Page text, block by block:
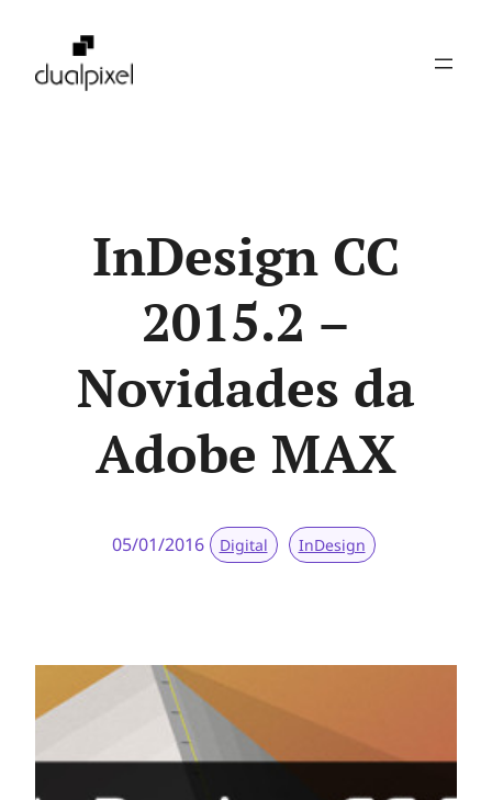
InDesign CC
2015.2 –
Novidades da
Adobe MAX
05/01/2016 Digital InDesign